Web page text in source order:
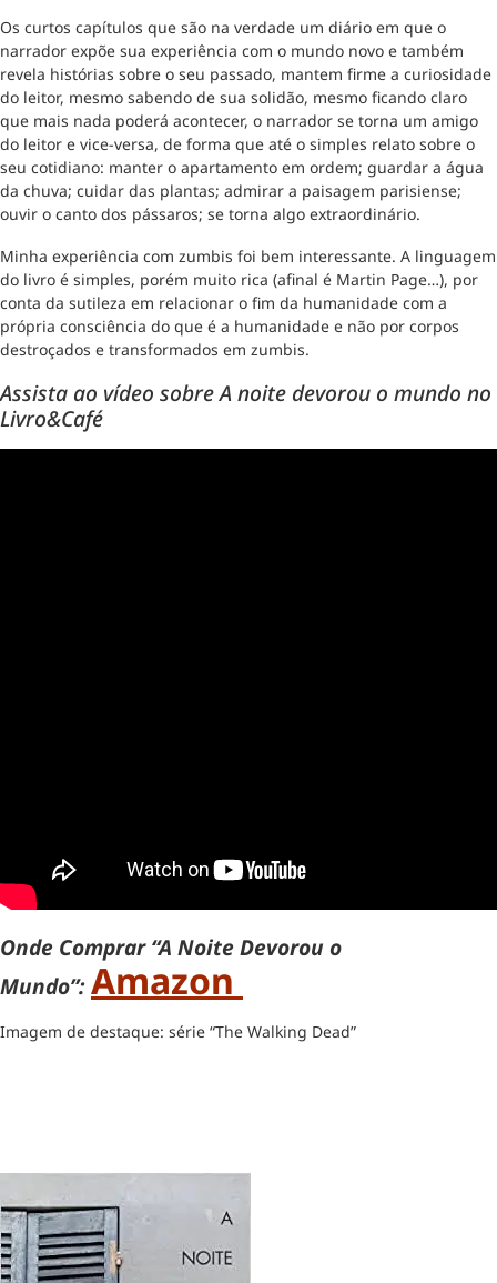
Os curtos capítulos que são na verdade um diário em que o
narrador expõe sua experiência com o mundo novo e também
revela histórias sobre o seu passado, mantem firme a curiosidade
do leitor, mesmo sabendo de sua solidão, mesmo ficando claro
que mais nada poderá acontecer, o narrador se torna um amigo
do leitor e vice-versa, de forma que até o simples relato sobre o
seu cotidiano: manter o apartamento em ordem; guardar a água
da chuva; cuidar das plantas; admirar a paisagem parisiense;
ouvir o canto dos pássaros; se torna algo extraordinário.
Minha experiência com zumbis foi bem interessante. A linguagem
do livro é simples, porém muito rica (afinal é Martin Page…), por
conta da sutileza em relacionar o fim da humanidade com a
própria consciência do que é a humanidade e não por corpos
destroçados e transformados em zumbis.
Assista ao vídeo sobre A noite devorou o mundo no
Livro&Café
Onde Comprar “A Noite Devorou o
Mundo”:Amazon
Imagem de destaque: série “The Walking Dead”